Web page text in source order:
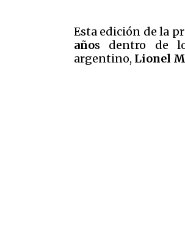
Esta edición de la
años dentro de
argentino, Lionel